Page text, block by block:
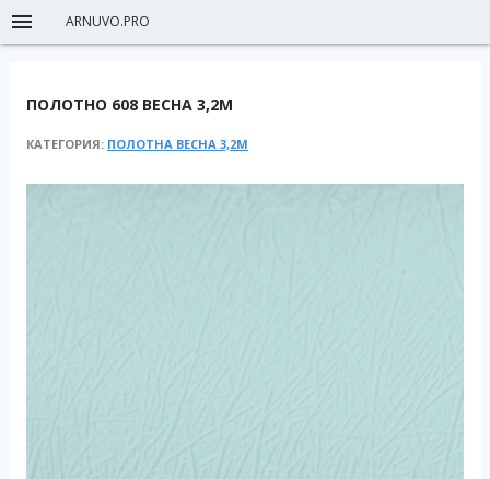
ARNUVO.PRO
ПОЛОТНО 608 ВЕСНА 3,2М
КАТЕГОРИЯ: ПОЛОТНА ВЕСНА 3,2М